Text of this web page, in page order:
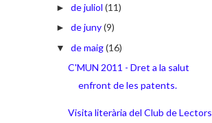
► de juliol (11)
► de juny(9)
▼ de maig(16)
C'MUN 2011 - Dret a la salut
enfront de les patents.
Visita literària del Club de Lectors